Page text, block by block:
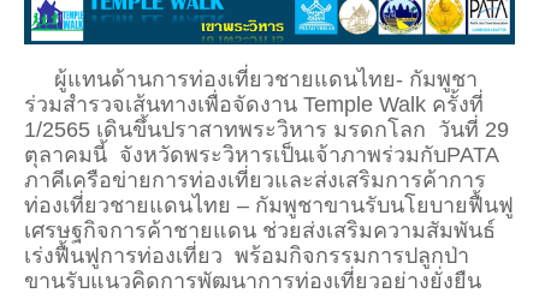
ผู้แทนด้านการท่องเที่ยวชายแดนไทย- กัมพูชา
ร่วมสำรวจเส้นทางเพื่อจัดงาน Temple Walk ครั้งที่
1/2565 เดินขึ้นปราสาทพระวิหาร มรดกโลก วันที่ 29
ตุลาคมนี้ จังหวัดพระวิหารเป็นเจ้าภาพร่วมกับPATA
ภาคีเครือข่ายการท่องเที่ยวและส่งเสริมการค้าการ
ท่องเที่ยวชายแดนไทย – กัมพูชาขานรับนโยบายฟื้นฟู
เศรษฐกิจการค้าชายแดน ช่วยส่งเสริมความสัมพันธ์
เร่งฟื้นฟูการท่องเที่ยว พร้อมกิจกรรมการปลูกป่า
ขานรับแนวคิดการพัฒนาการท่องเที่ยวอย่างยั่งยืน